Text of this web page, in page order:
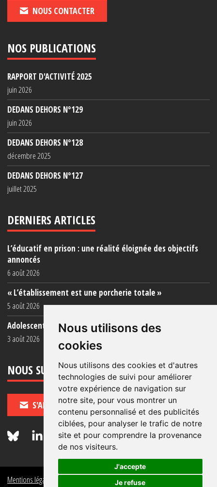
Nous utilisons des
cookies
Nous utilisons des cookies et d'autres
technologies de suivi pour améliorer
votre expérience de navigation sur
notre site, pour vous montrer un
contenu personnalisé et des publicités
ciblées, pour analyser le trafic de notre
site et pour comprendre la provenance
de nos visiteurs.
J'accepte
Je refuse
NOUS CONTACTER
NOS PUBLICATIONS
RAPPORT D'ACTIVITÉ 2025
juin 2026
DEDANS DEHORS N°129
juin 2026
DEDANS DEHORS N°128
décembre 2025
DEDANS DEHORS N°127
juillet 2025
DERNIERS ARTICLES
L’éducatif en prison : une réalité éloignée des objectifs
annoncés
6 août 2026
« L’établissement est une porcherie totale »
5 août 2026
Adolescent·es incarcéré·es : une faillite collective
3 août 2026
NOUS SUIVRE
S'ABONNER
Mentions légales
Politique de données personnelles